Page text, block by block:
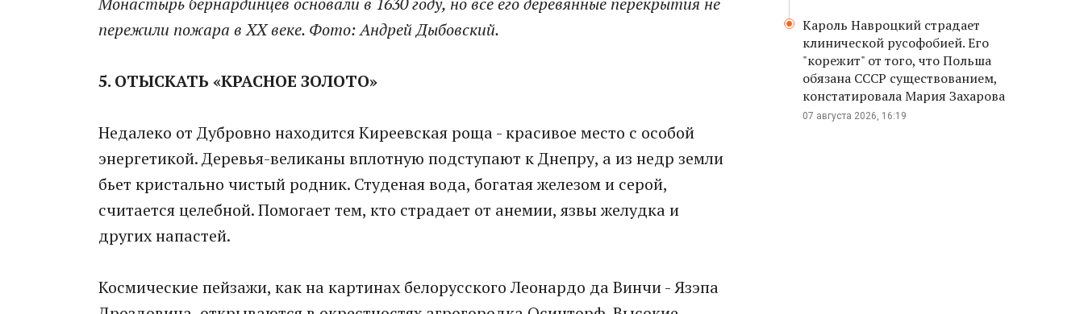
пережили пожара в XX веке. Фото: Андрей Дыбовский.
5. ОТЫСКАТЬ «КРАСНОЕ ЗОЛОТО»
Недалеко от Дубровно находится Киреевская роща - красивое место с особой
энергетикой. Деревья-великаны вплотную подступают к Днепру, а из недр земли
бьет кристально чистый родник. Студеная вода, богатая железом и серой,
считается целебной. Помогает тем, кто страдает от анемии, язвы желудка и
других напастей.
Космические пейзажи, как на картинах белорусского Леонардо да Винчи - Язэпа
Кароль Навроцкий страдает
клинической русофобией. Его
"корежит" от того, что Польша
обязана СССР существованием,
констатировала Мария Захарова
07 августа 2026, 16:19